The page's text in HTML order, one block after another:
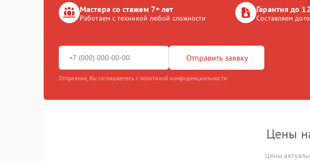
Мастера со стажем 7+ лет
Работаем с техникой любой сложности
Гарантия до
Составляем
Отправить заявку
Отправляя, Вы соглашаетесь с политикой конфиденциальности
Цены
Цены